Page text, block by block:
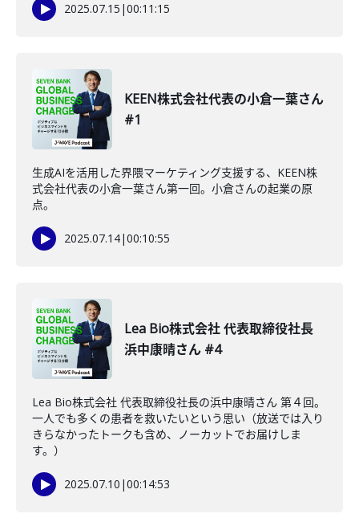
2025.07.15 |00:11:15
KEEN株式会社代表の小倉一葉さん
#1
生成AIを活用した界隈マーケティング支援する、KEEN株
式会社代表の小倉一葉さん第一回。小倉さんの起業の原
点。
2025.07.14|00:10:55
Lea Bio株式会社 代表取締役社長
浜中康晴さん #4
Lea Bio株式会社 代表取締役社長の浜中康晴さん 第４回。
一人でも多くの患者を救いたいという思い（放送では入り
きらなかったトークも含め、ノーカットでお届けしま
す。）
2025.07.10 |00:14:53